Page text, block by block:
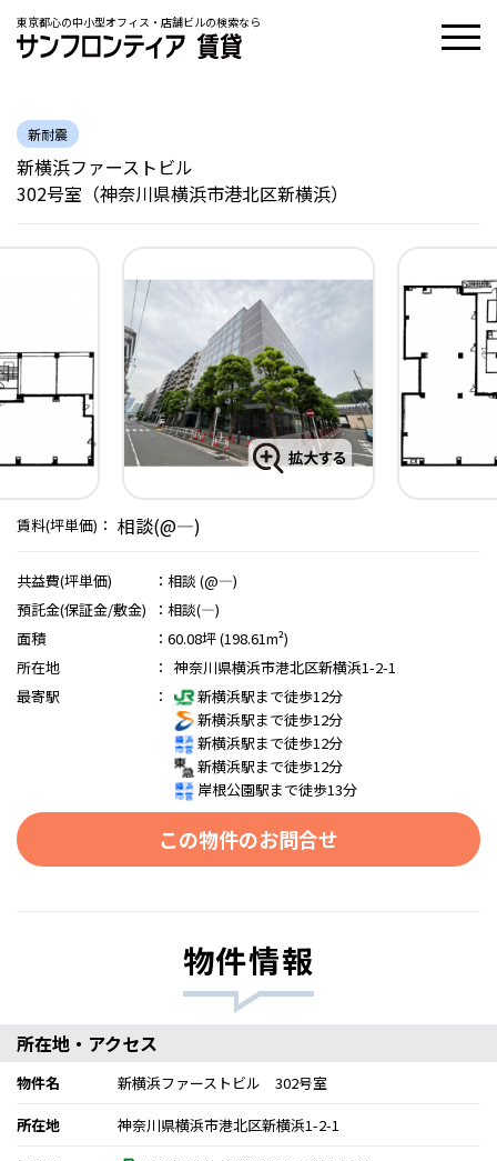
東京都心の中小型オフィス・店舗ビルの検索なら
新耐震
新横浜ファーストビル
302号室（神奈川県横浜市港北区新横浜）
賃料(坪単価)： 相談(@―)
共益費(坪単価) ： 相談 (@―)
預託金(保証金/敷金)
： 相談(―)
面積
： 60.08坪 (198.61m²)
所在地
： 神奈川県横浜市港北区新横浜1-2-1
最寄駅
：
新横浜駅まで徒歩12分
新横浜駅まで徒歩12分
新横浜駅まで徒歩12分
新横浜駅まで徒歩12分
岸根公園駅まで徒歩13分
この物件のお問合せ
物件情報
所在地・アクセス
物件名
新横浜ファーストビル 302号室
所在地
神奈川県横浜市港北区新横浜1-2-1